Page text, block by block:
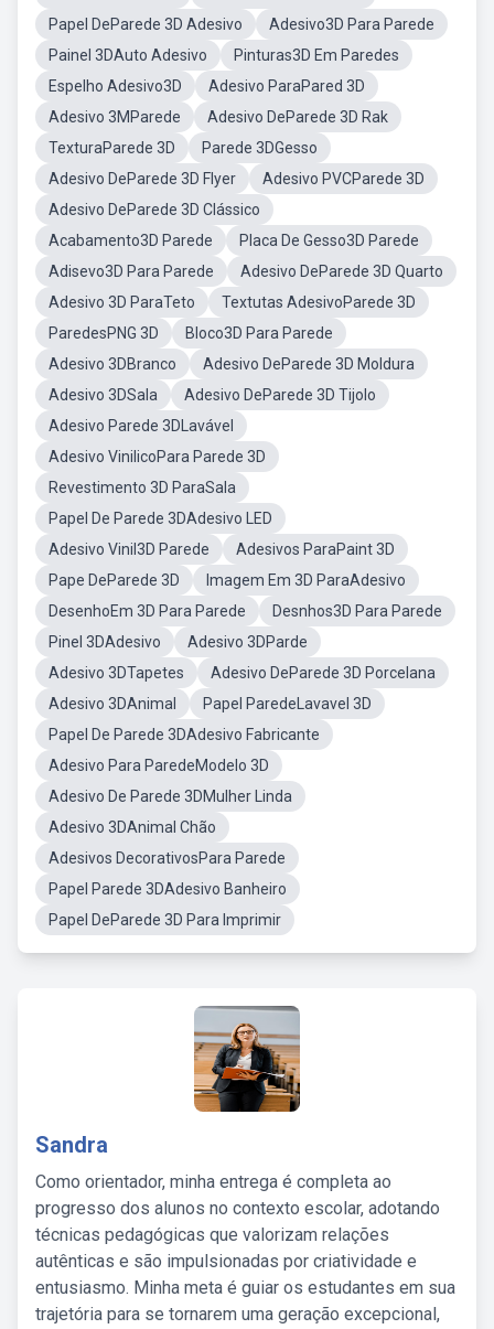
Papel DeParede 3D Adesivo
Adesivo3D Para Parede
Painel 3DAuto Adesivo
Pinturas3D Em Paredes
Espelho Adesivo3D
Adesivo ParaPared 3D
Adesivo 3MParede
Adesivo DeParede 3D Rak
TexturaParede 3D
Parede 3DGesso
Adesivo DeParede 3D Flyer
Adesivo PVCParede 3D
Adesivo DeParede 3D Clássico
Acabamento3D Parede
Placa De Gesso3D Parede
Adisevo3D Para Parede
Adesivo DeParede 3D Quarto
Adesivo 3D ParaTeto
Textutas AdesivoParede 3D
ParedesPNG 3D
Bloco3D Para Parede
Adesivo 3DBranco
Adesivo DeParede 3D Moldura
Adesivo 3DSala
Adesivo DeParede 3D Tijolo
Adesivo Parede 3DLavável
Adesivo VinilicoPara Parede 3D
Revestimento 3D ParaSala
Papel De Parede 3DAdesivo LED
Adesivo Vinil3D Parede
Adesivos ParaPaint 3D
Pape DeParede 3D
Imagem Em 3D ParaAdesivo
DesenhoEm 3D Para Parede
Desnhos3D Para Parede
Pinel 3DAdesivo
Adesivo 3DParde
Adesivo 3DTapetes
Adesivo DeParede 3D Porcelana
Adesivo 3DAnimal
Papel ParedeLavavel 3D
Papel De Parede 3DAdesivo Fabricante
Adesivo Para ParedeModelo 3D
Adesivo De Parede 3DMulher Linda
Adesivo 3DAnimal Chão
Adesivos DecorativosPara Parede
Papel Parede 3DAdesivo Banheiro
Papel DeParede 3D Para Imprimir
Sandra
Como orientador, minha entrega é completa ao
progresso dos alunos no contexto escolar, adotando
técnicas pedagógicas que valorizam relações
autênticas e são impulsionadas por criatividade e
entusiasmo. Minha meta é guiar os estudantes em sua
trajetória para se tornarem uma geração excepcional,